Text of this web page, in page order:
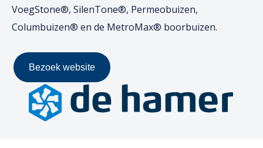
VoegStone®, SilenTone®, Permeobuizen,
Columbuizen® en de MetroMax® boorbuizen.
Bezoek website